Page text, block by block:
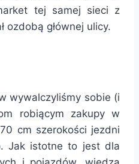
tej samej sieci z
ozdobą głównej ulicy.
wywalczyliśmy sobie (i
robiącym zakupy w
cm szerokości jezdni
Jak istotne to jest dla